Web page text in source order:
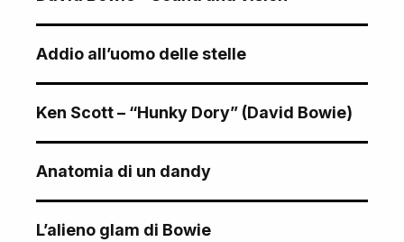
Addio all’uomo delle stelle
Ken Scott – “Hunky Dory” (David Bowie)
Anatomia di un dandy
L’alieno glam di Bowie